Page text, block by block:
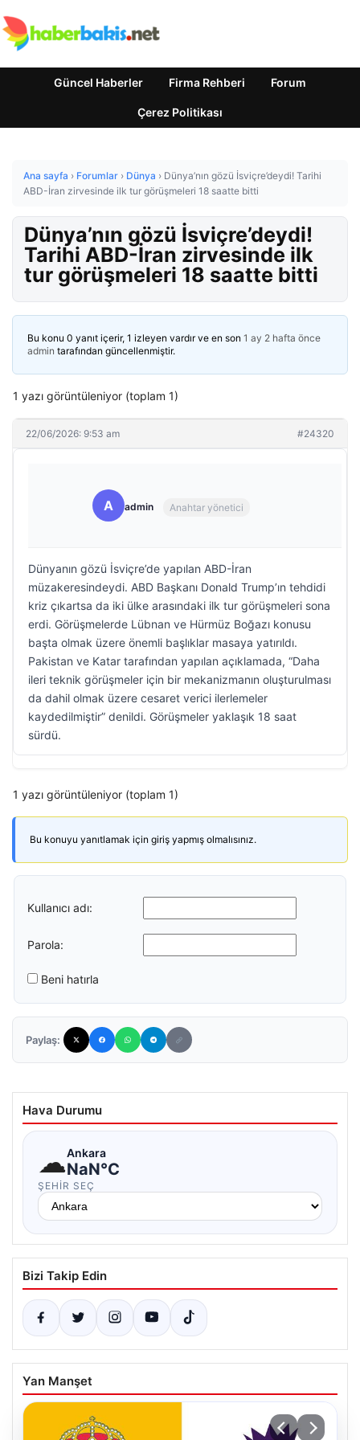
Güncel Haberler Firma Rehberi Forum
Çerez Politikası
Ana sayfa › Forumlar › Dünya › Dünya’nın gözü İsviçre’deydi! Tarihi
ABD-İran zirvesinde ilk tur görüşmeleri 18 saatte bitti
Dünya’nın gözü İsviçre’deydi!
Tarihi ABD-İran zirvesinde ilk
tur görüşmeleri 18 saatte bitti
Bu konu 0 yanıt içerir, 1 izleyen vardır ve en son 1 ay 2 hafta önce
admin tarafından güncellenmiştir.
1 yazı görüntüleniyor (toplam 1)
22/06/2026: 9:53 am #24320
A admin Anahtar yönetici
Dünyanın gözü İsviçre’de yapılan ABD-İran
müzakeresindeydi. ABD Başkanı Donald Trump’ın tehdidi
kriz çıkartsa da iki ülke arasındaki ilk tur görüşmeleri sona
erdi. Görüşmelerde Lübnan ve Hürmüz Boğazı konusu
başta olmak üzere önemli başlıklar masaya yatırıldı.
Pakistan ve Katar tarafından yapılan açıklamada, “Daha
ileri teknik görüşmeler için bir mekanizmanın oluşturulması
da dahil olmak üzere cesaret verici ilerlemeler
kaydedilmiştir” denildi. Görüşmeler yaklaşık 18 saat
sürdü.
1 yazı görüntüleniyor (toplam 1)
Bu konuyu yanıtlamak için giriş yapmış olmalısınız.
Kullanıcı adı:
Parola:
Beni hatırla
Paylaş:
Hava Durumu
☁Ankara
NaN°C
ŞEHIR SEÇ
Bizi Takip Edin
Yan Manşet